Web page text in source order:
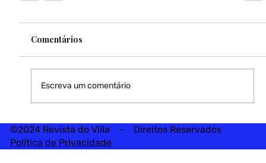
Comentários
Escreva um comentário
©2024 Revista do Villa - Direitos Reservados
Política de Privacidade